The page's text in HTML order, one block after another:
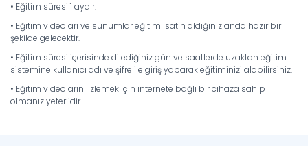
• Eğitim süresi 1 aydır.
• Eğitim videoları ve sunumlar eğitimi satın aldığınız anda hazır bir
şekilde gelecektir.
• Eğitim süresi içerisinde dilediğiniz gün ve saatlerde uzaktan eğitim
sistemine kullanıcı adı ve şifre ile giriş yaparak eğitiminizi alabilirsiniz.
• Eğitim videolarını izlemek için internete bağlı bir cihaza sahip
olmanız yeterlidir.